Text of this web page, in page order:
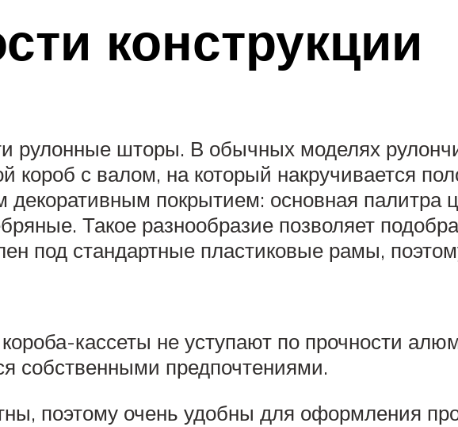
конструкции
рулонные шторы. В обычных моделях
короб с валом, на который накручивается
покрытием: основная палитра
Такое разнообразие позволяет
под стандартные пластиковые рамы,
кассеты не уступают по прочности
собственными предпочтениями.
поэтому очень удобны для оформления